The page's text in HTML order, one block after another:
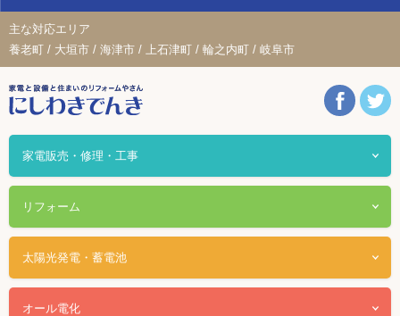
主な対応エリア
養老町 / 大垣市 / 海津市 / 上石津町 / 輪之内町 / 岐阜市
家電販売・修理・工事
リフォーム
太陽光発電・蓄電池
オール電化